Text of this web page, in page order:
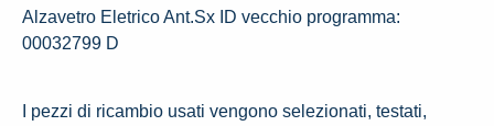
Alzavetro Eletrico Ant.Sx ID vecchio programma:
00032799 D
I pezzi di ricambio usati vengono selezionati, testati,